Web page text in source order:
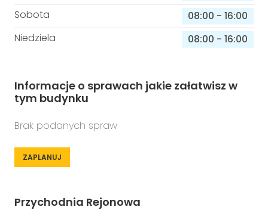
Sobota
08:00 - 16:00
Niedziela
08:00 - 16:00
Informacje o sprawach jakie załatwisz w
tym budynku
Brak podanych spraw
ZAPLANUJ
Przychodnia Rejonowa